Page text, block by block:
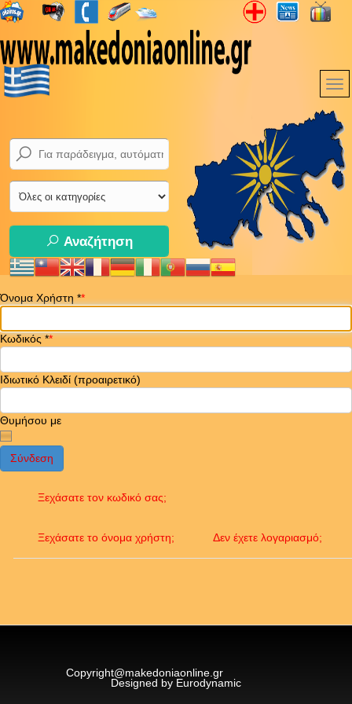
Αναζήτηση
Όνομα Χρήστη *
Κωδικός*
Ιδιωτικό Κλειδί (προαιρετικό)
Θυμήσου με
Σύνδεση
Ξεχάσατε τον κωδικό σας;
Ξεχάσατε το όνομα χρήστη; Δεν έχετε λογαριασμό;
Copyright@makedoniaonline.gr
Designed by Eurodynamic